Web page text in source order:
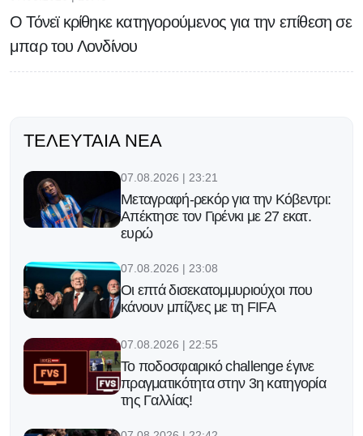
Ο Τόνεϊ κρίθηκε κατηγορούμενος για την επίθεση σε
μπαρ του Λονδίνου
ΤΕΛΕΥΤΑΊΑ ΝΈΑ
07.08.2026 | 23:21
Μεταγραφή-ρεκόρ για την Κόβεντρι:
Απέκτησε τον Γιρένκι με 27 εκατ.
ευρώ
07.08.2026 | 23:08
Οι επτά δισεκατομμυριούχοι που
κάνουν μπίζνες με τη FIFA
07.08.2026 | 22:55
Το ποδοσφαιρικό challenge έγινε
πραγματικότητα στην 3η κατηγορία
της Γαλλίας!